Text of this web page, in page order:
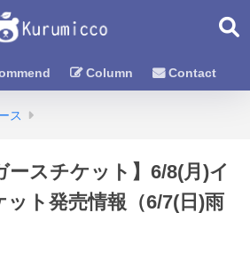
Column Contact
ス
ースチケット】6/8(月)イ
ト発売情報（6/7(日)雨